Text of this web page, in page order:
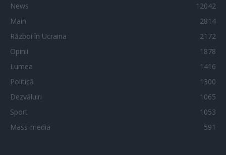
News
12042
Main
2814
Război în Ucraina
2172
Opinii
1878
Lumea
1416
Politică
1300
Dezvăluiri
1065
Sport
1053
Mass-media
591